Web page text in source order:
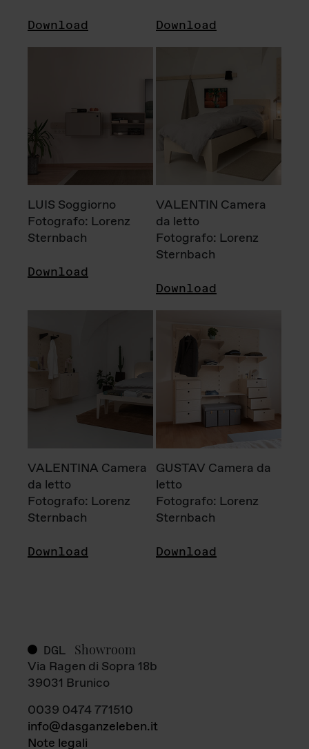
Download Download
LUIS Soggiorno
Fotografo: Lorenz
Sternbach
Download
VALENTIN Camera
da letto
Fotografo: Lorenz
Sternbach
Download
VALENTINA Camera
da letto
Fotografo: Lorenz
Sternbach
Download
GUSTAV Camera da
letto
Fotografo: Lorenz
Sternbach
Download
DGL Showroom
Via Ragen di Sopra 18b
39031 Brunico
0039 0474 771510
info@dasganzeleben.it
Note legali